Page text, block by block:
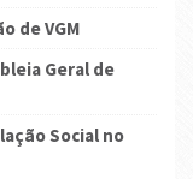
de VGM
Geral de
Social no